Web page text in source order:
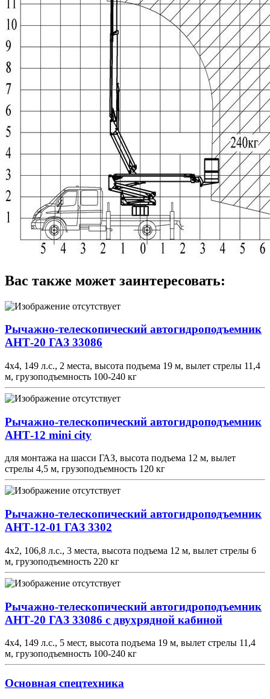
Вас также может заинтересовать:
Рычажно-телескопический автогидроподъемник
АНТ-20 ГАЗ 33086
4х4, 149 л.с., 2 места, высота подъема 19 м, вылет стрелы 11,4
м, грузоподъемность 100-240 кг
Рычажно-телескопический автогидроподъемник
АНТ-12 mini city
для монтажа на шасси ГАЗ, высота подъема 12 м, вылет
стрелы 4,5 м, грузоподъемность 120 кг
Рычажно-телескопический автогидроподъемник
АНТ-12-01 ГАЗ 3302
4х2, 106,8 л.с., 3 места, высота подъема 12 м, вылет стрелы 6
м, грузоподъемность 220 кг
Рычажно-телескопический автогидроподъемник
АНТ-20 ГАЗ 33086 с двухрядной кабиной
4х4, 149 л.с., 5 мест, высота подъема 19 м, вылет стрелы 11,4
м, грузоподъемность 100-240 кг
Основная спецтехника